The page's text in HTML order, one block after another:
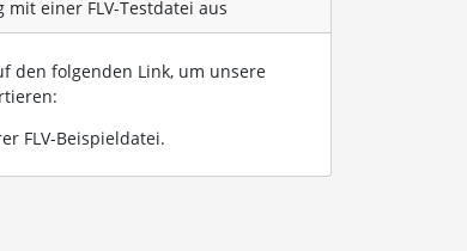
einer FLV-Testdatei aus
den folgenden Link, um unsere
FLV-Beispieldatei.